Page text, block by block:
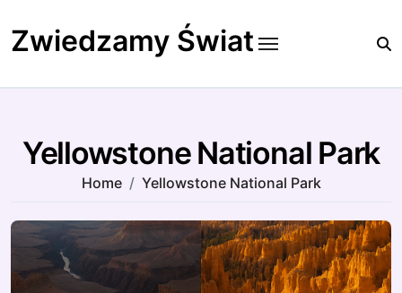
to
content
Zwiedzamy Świat
Yellowstone National Park
Home Yellowstone National Park